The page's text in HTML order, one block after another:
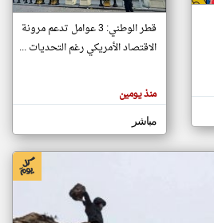
تغيير الدولة
اخبار المغرب على مدار الساعة
أهم اخبار المغرب العاجلة والمباشرة
قطر الوطني: 3 عوامل تدعم مرونة
الاقتصاد الأمريكي رغم التحديات ...
منذ يومين
مباشر
klyoum.com